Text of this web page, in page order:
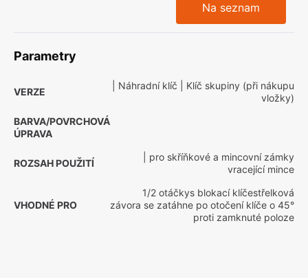
Na seznam
Parametry
VERZE
| Náhradní klíč | Klíč skupiny (při nákupu
vložky)
BARVA/POVRCHOVÁ
ÚPRAVA
ROZSAH POUŽITÍ
| pro skříňkové a mincovní zámky
vracející mince
VHODNÉ PRO
1/2 otáčkys blokací klíčestřelková
závora se zatáhne po otočení klíče o 45°
proti zamknuté poloze